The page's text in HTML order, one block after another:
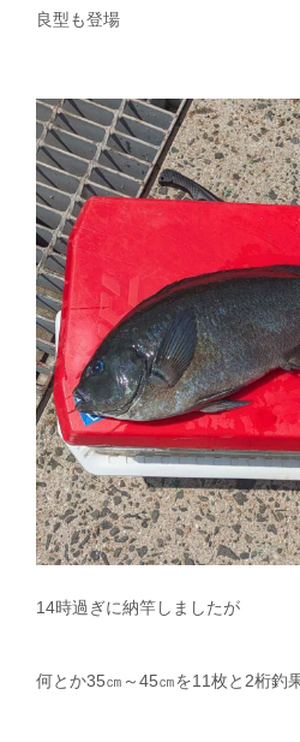
良型も登場
14時過ぎに納竿しましたが
何とか35㎝～45㎝を11枚と2桁釣